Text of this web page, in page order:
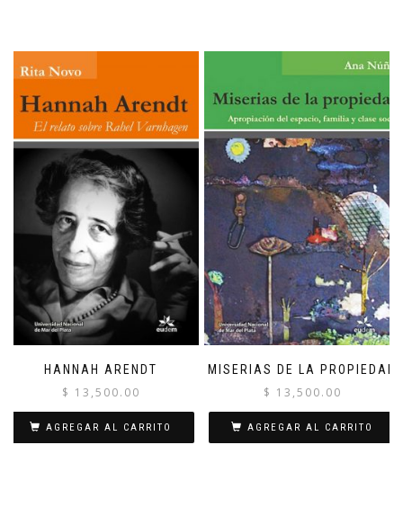
HANNAH ARENDT
$ 13,500.00
AGREGAR AL CARRITO
MISERIAS DE LA PROPIEDAD
$ 13,500.00
AGREGAR AL CARRITO